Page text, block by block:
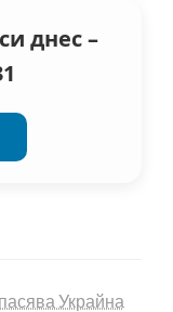
днес –
Украйна